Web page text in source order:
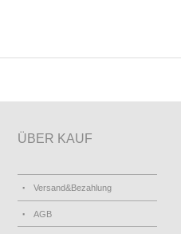
ÜBER KAUF
Versand&Bezahlung
AGB